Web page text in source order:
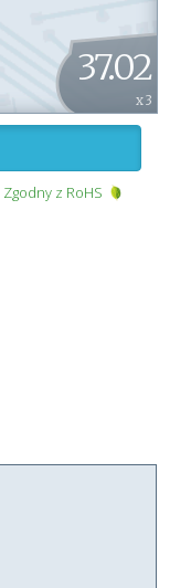
37.02
x 3
Zgodny z RoHS